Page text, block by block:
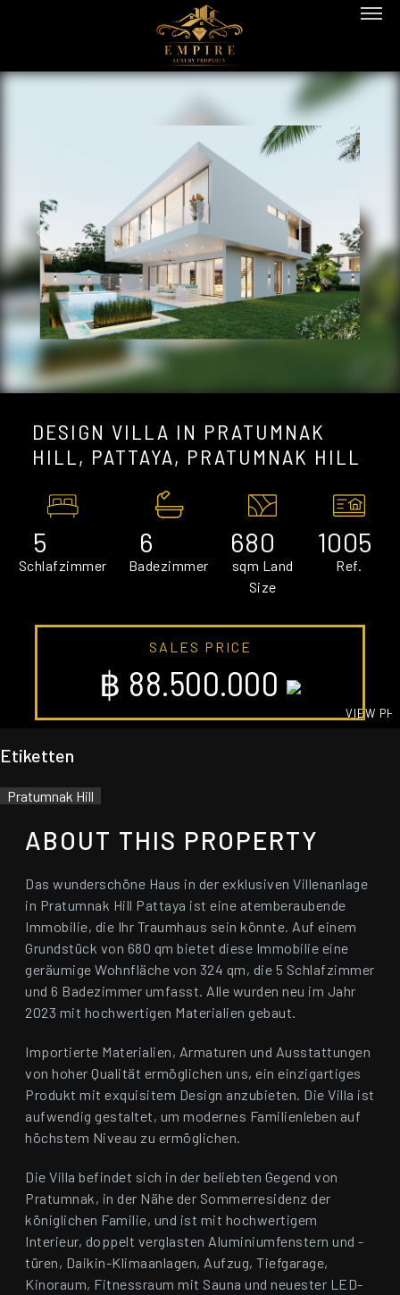
PREVIOUS NEXT
DESIGN VILLA IN PRATUMNAK
HILL, PATTAYA, PRATUMNAK HILL
5
Schlafzimmer
6
Badezimmer
680
sqm Land
Size
1005
Ref.
SALES PRICE
฿ 88.500.000
VIEW
Etiketten
Pratumnak Hill
ABOUT THIS PROPERTY
Das wunderschöne Haus in der exklusiven Villenanlage
in Pratumnak Hill Pattaya ist eine atemberaubende
Immobilie, die Ihr Traumhaus sein könnte. Auf einem
Grundstück von 680 qm bietet diese Immobilie eine
geräumige Wohnfläche von 324 qm, die 5 Schlafzimmer
und 6 Badezimmer umfasst. Alle wurden neu im Jahr
2023 mit hochwertigen Materialien gebaut.
Importierte Materialien, Armaturen und Ausstattungen
von hoher Qualität ermöglichen uns, ein einzigartiges
Produkt mit exquisitem Design anzubieten. Die Villa ist
aufwendig gestaltet, um modernes Familienleben auf
höchstem Niveau zu ermöglichen.
Die Villa befindet sich in der beliebten Gegend von
Pratumnak, in der Nähe der Sommerresidenz der
königlichen Familie, und ist mit hochwertigem
Interieur, doppelt verglasten Aluminiumfenstern und -
türen, Daikin-Klimaanlagen, Aufzug, Tiefgarage,
Kinoraum, Fitnessraum mit Sauna und neuester LED-